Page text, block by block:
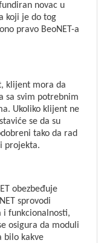
novac u
koji je do tog
pravo BeoNET-a
klijent mora da
sa svim potrebnim
Ukoliko klijent ne
se da su
tako da rad
projekta.
obezbeđuje
sprovodi
i funkcionalnosti,
osigura da moduli
bilo kakve